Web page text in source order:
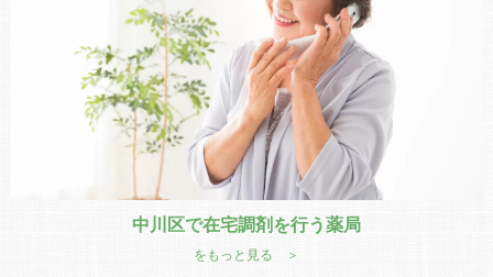
中川区で在宅調剤を行う薬局
をもっと見る ＞